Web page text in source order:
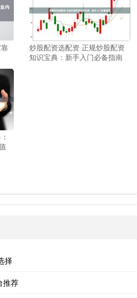
炒股配资选配资 正规炒股配资
知识宝典：新手入门必备指南
择
推荐